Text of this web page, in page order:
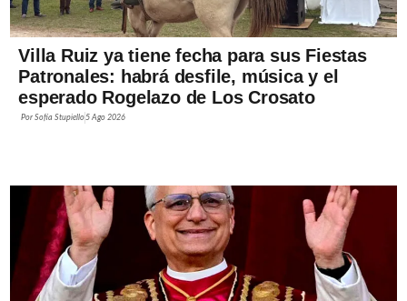
Villa Ruiz ya tiene fecha para sus Fiestas
Patronales: habrá desfile, música y el
esperado Rogelazo de Los Crosato
PorSofía Stupiello 5 Ago 2026